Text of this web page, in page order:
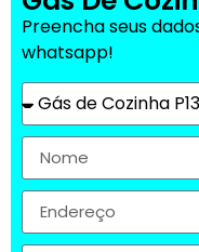
Preencha seus
whatsapp!